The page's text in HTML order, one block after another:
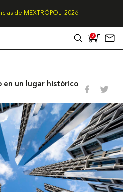
de MEXTRÓPOLI 2026
0
en un lugar histórico